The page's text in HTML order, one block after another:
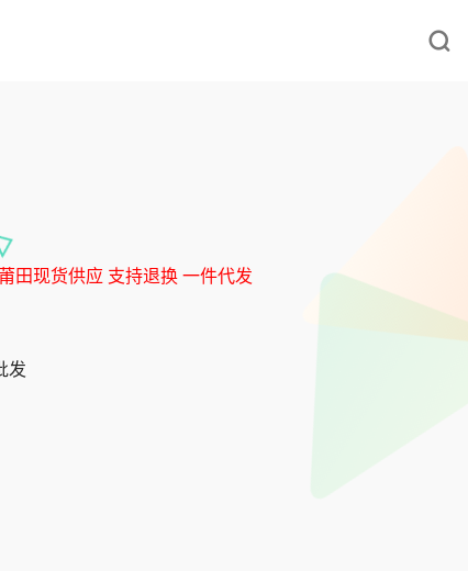
田现货供应 支持退换 一件代发
发